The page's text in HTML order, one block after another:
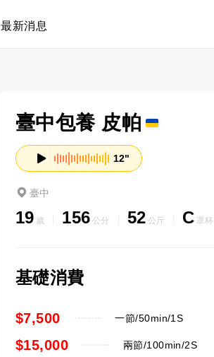
最新消息
臺中包養 皮帕
12"
臺中
19 歲 156 公分 52 公斤 C 罩杯
基礎消費
一節/50min/1S
$7,500
兩節/100min/2S
$15,000